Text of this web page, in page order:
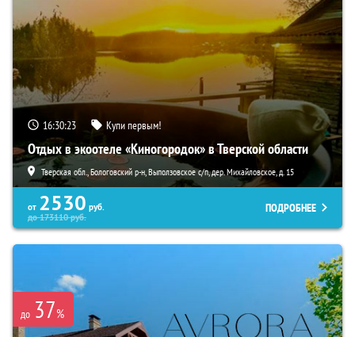
16:30:22 Купи первым!
Отдых в экоотеле «Киногородок» в Тверской области
Тверская обл., Бологовский р-н, Выползовское с/п, дер. Михайловское, д. 15
от 2530 руб.
до173110руб.
ПОДРОБНЕЕ
до 37%